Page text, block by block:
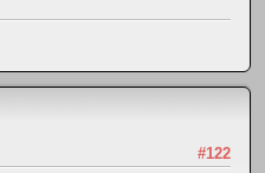
#122